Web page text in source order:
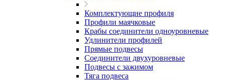
Комплектующие профиля
Профили маячковые
Крабы соединители одноуровневые
Удлинители профилей
Прямые подвесы
Соединители двухуровневые
Подвесы с зажимом
Тяга подвеса